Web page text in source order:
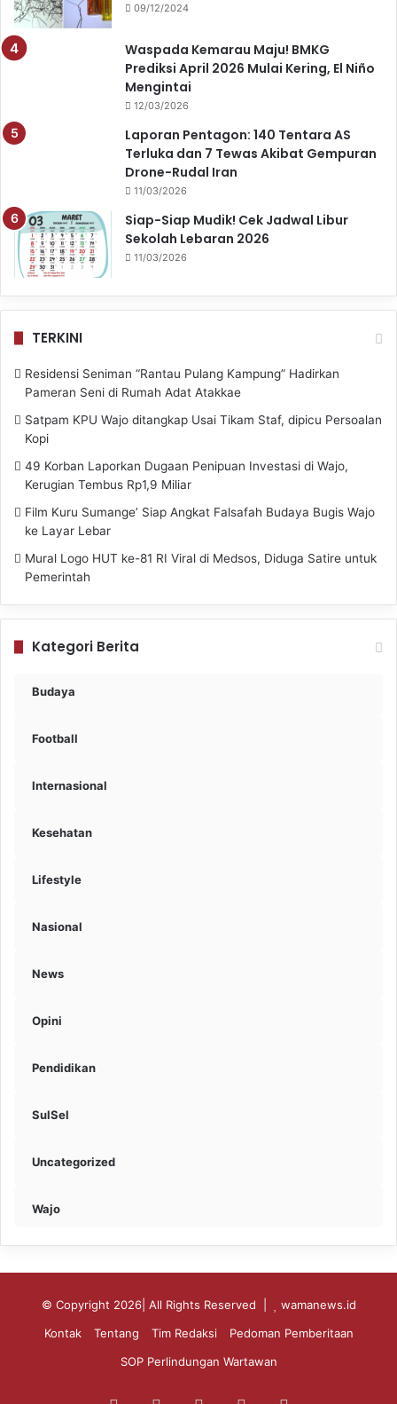
09/12/2024
Waspada Kemarau Maju! BMKG
Prediksi April 2026 Mulai Kering, El Niño
Mengintai
12/03/2026
Laporan Pentagon: 140 Tentara AS
Terluka dan 7 Tewas Akibat Gempuran
Drone-Rudal Iran
11/03/2026
Siap-Siap Mudik! Cek Jadwal Libur
Sekolah Lebaran 2026
11/03/2026
TERKINI
Residensi Seniman “Rantau Pulang Kampung” Hadirkan
Pameran Seni di Rumah Adat Atakkae
Satpam KPU Wajo ditangkap Usai Tikam Staf, dipicu Persoalan
Kopi
49 Korban Laporkan Dugaan Penipuan Investasi di Wajo,
Kerugian Tembus Rp1,9 Miliar
Film Kuru Sumange’ Siap Angkat Falsafah Budaya Bugis Wajo
ke Layar Lebar
Mural Logo HUT ke-81 RI Viral di Medsos, Diduga Satire untuk
Pemerintah
Kategori Berita
Budaya
Football
Internasional
Kesehatan
Lifestyle
Nasional
News
Opini
Pendidikan
SulSel
Uncategorized
Wajo
© Copyright 2026| All Rights Reserved |
wamanews.id
Kontak
Tentang Tim Redaksi
Pedoman Pemberitaan
SOP Perlindungan Wartawan